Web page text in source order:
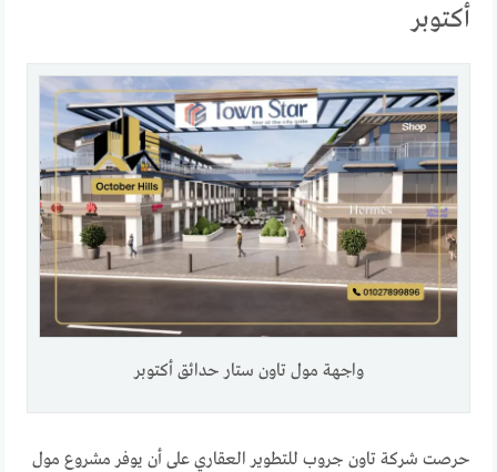
أكتوبر
واجهة مول تاون ستار حدائق أكتوبر
حرصت شركة تاون جروب للتطوير العقاري على أن يوفر مشروع مول